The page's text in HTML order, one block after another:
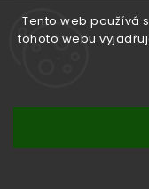
Tento web používá
tohoto webu
Copyright 2026